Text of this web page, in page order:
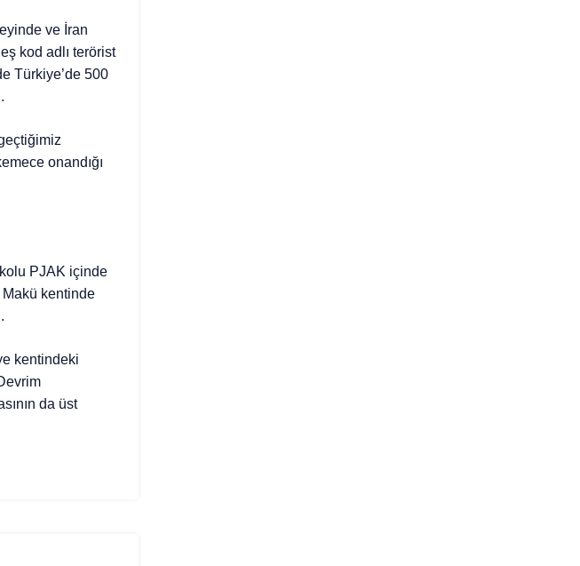
ve İran
kod adlı terörist
Türkiye’de 500
onandığı
kolu PJAK içinde
Makü kentinde
kentindeki
da üst